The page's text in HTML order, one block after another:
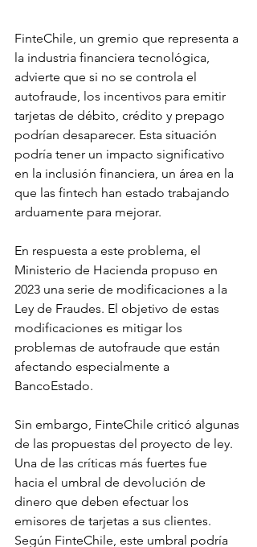
FinteChile, un gremio que representa a
la industria financiera tecnológica,
advierte que si no se controla el
autofraude, los incentivos para emitir
tarjetas de débito, crédito y prepago
podrían desaparecer. Esta situación
podría tener un impacto significativo
en la inclusión financiera, un área en la
que las fintech han estado trabajando
arduamente para mejorar.
En respuesta a este problema, el
Ministerio de Hacienda propuso en
2023 una serie de modificaciones a la
Ley de Fraudes. El objetivo de estas
modificaciones es mitigar los
problemas de autofraude que están
afectando especialmente a
BancoEstado.
Sin embargo, FinteChile criticó algunas
de las propuestas del proyecto de ley.
Una de las críticas más fuertes fue
hacia el umbral de devolución de
dinero que deben efectuar los
emisores de tarjetas a sus clientes.
Según FinteChile, este umbral podría